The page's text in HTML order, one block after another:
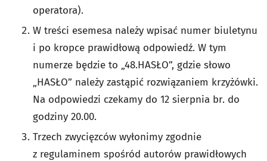
operatora).
W treści esemesa należy wpisać numer biuletynu
i po kropce prawidłową odpowiedź. W tym
numerze będzie to „48.HASŁO”, gdzie słowo
„HASŁO” należy zastąpić rozwiązaniem krzyżówki.
Na odpowiedzi czekamy do 12 sierpnia br. do
godziny 20.00.
Trzech zwycięzców wyłonimy zgodnie
z regulaminem spośród autorów prawidłowych